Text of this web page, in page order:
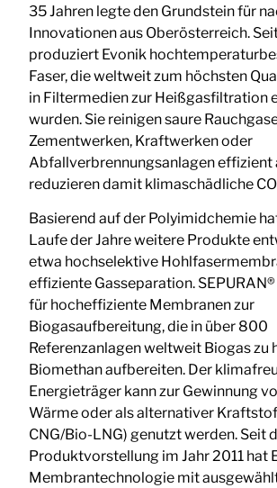
35 Jahren legte den Grundstein für
Innovationen aus Oberösterreich.
produziert Evonik
Faser, die weltweit zum höchsten
in Filtermedien zur Heißgasfiltration
wurden. Sie reinigen saure
Zementwerken, Kraftwerken oder
Abfallverbrennungsanlagen effizient
reduzieren damit klimaschädliche CO
Basierend auf der Polyimidchemie
Laufe der Jahre weitere Produkte
etwa hochselektive
effiziente Gasseparation.
für hocheffiziente Membranen zur
Biogasaufbereitung, die in über 800
Referenzanlagen weltweit Biogas zu
Biomethan aufbereiten. Der
Energieträger kann zur Gewinnung
Wärme oder als alternativer
CNG/Bio-LNG) genutzt werden. Seit
Produktvorstellung im Jahr 2011 hat
Membrantechnologie mit